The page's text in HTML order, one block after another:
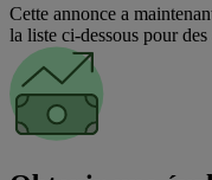
Cette annonce a
la liste ci-dessous pour